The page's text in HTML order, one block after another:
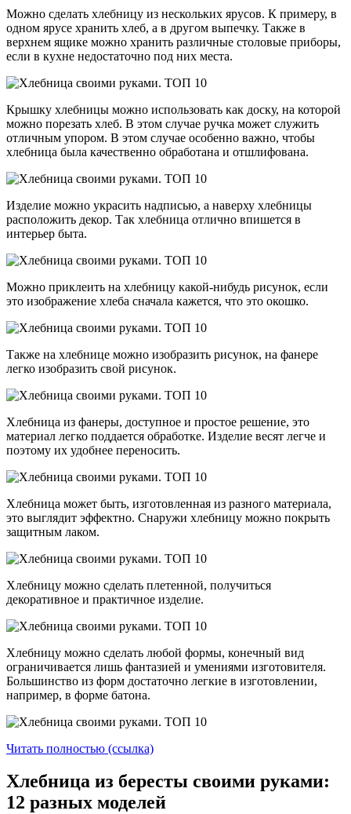
Можно сделать хлебницу из нескольких ярусов. К примеру, в
одном ярусе хранить хлеб, а в другом выпечку. Также в
верхнем ящике можно хранить различные столовые приборы,
если в кухне недостаточно под них места.
Крышку хлебницы можно использовать как доску, на которой
можно порезать хлеб. В этом случае ручка может служить
отличным упором. В этом случае особенно важно, чтобы
хлебница была качественно обработана и отшлифована.
Изделие можно украсить надписью, а наверху хлебницы
расположить декор. Так хлебница отлично впишется в
интерьер быта.
Можно приклеить на хлебницу какой-нибудь рисунок, если
это изображение хлеба сначала кажется, что это окошко.
Также на хлебнице можно изобразить рисунок, на фанере
легко изобразить свой рисунок.
Хлебница из фанеры, доступное и простое решение, это
материал легко поддается обработке. Изделие весят легче и
поэтому их удобнее переносить.
Хлебница может быть, изготовленная из разного материала,
это выглядит эффектно. Снаружи хлебницу можно покрыть
защитным лаком.
Хлебницу можно сделать плетенной, получиться
декоративное и практичное изделие.
Хлебницу можно сделать любой формы, конечный вид
ограничивается лишь фантазией и умениями изготовителя.
Большинство из форм достаточно легкие в изготовлении,
например, в форме батона.
Читать полностью (ссылка)
Хлебница из бересты своими руками:
12 разных моделей